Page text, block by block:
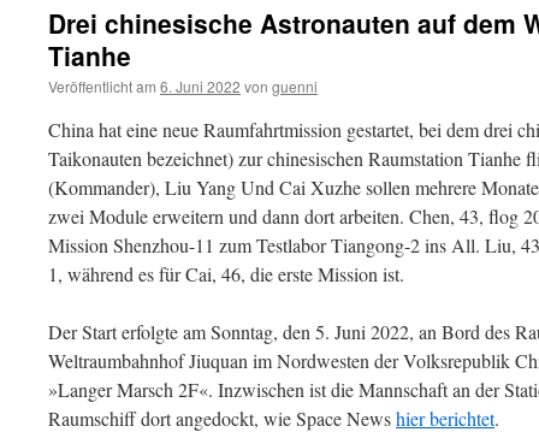
Drei chinesische Astronauten auf dem
Tianhe
Veröffentlicht am 6. Juni 2022 von guenni
China hat eine neue Raumfahrtmission gestartet, bei dem drei
Taikonauten bezeichnet) zur chinesischen Raumstation Tianhe
(Kommander), Liu Yang Und Cai Xuzhe sollen mehrere
zwei Module erweitern und dann dort arbeiten. Chen, 43, flog
Mission Shenzhou-11 zum Testlabor Tiangong-2 ins All. Liu,
1, während es für Cai, 46, die erste Mission ist.
Der Start erfolgte am Sonntag, den 5. Juni 2022, an Bord des
Weltraumbahnhof Jiuquan im Nordwesten der Volksrepublik
»Langer Marsch 2F«. Inzwischen ist die Mannschaft an der
Raumschiff dort angedockt, wie Space Newshier berichtet.